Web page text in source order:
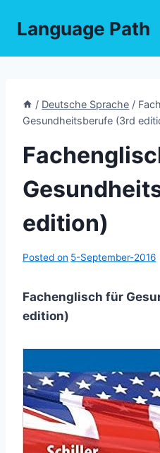
Language Path
/ Deutsche Sprache /
Gesundheitsberufe (3rd
edition)
Posted on 5-September-2016
Fachenglisch für
edition)